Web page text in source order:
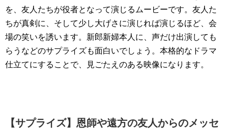
を、友人たちが役者となって演じるムービーです。友人た
ちが真剣に、そして少し大げさに演じれば演じるほど、会
場の笑いを誘います。新郎新婦本人に、声だけ出演しても
らうなどのサプライズも面白いでしょう。本格的なドラマ
仕立てにすることで、見ごたえのある映像になります。
【サプライズ】恩師や遠方の友人からのメッセ